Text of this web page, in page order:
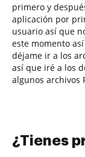
primero y
aplicación por
usuario así que
este momento
déjame ir a los
así que iré a los
algunos archivos
¿Tienes